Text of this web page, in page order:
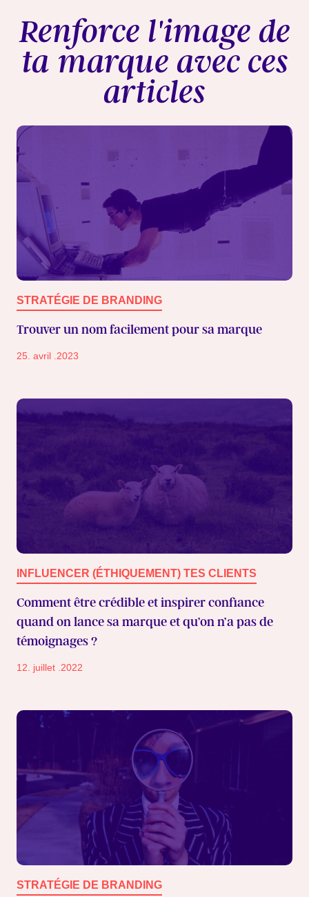
Renforce l'image de
ta marque avec ces
articles
STRATÉGIE DE BRANDING
Trouver un nom facilement pour sa marque
25. avril .2023
INFLUENCER (ÉTHIQUEMENT) TES CLIENTS
Comment être crédible et inspirer confiance
quand on lance sa marque et qu’on n’a pas de
témoignages ?
12. juillet .2022
STRATÉGIE DE BRANDING